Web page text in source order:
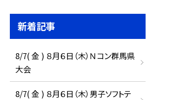
新着記事
8/7( 金 ) ８月６日（木）Ｎコン群馬県
大会
8/7( 金 ) ８月６日（木）男子ソフトテ